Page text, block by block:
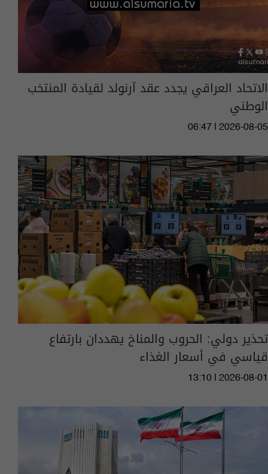
الاتحاد العراقي يجدد عقد آرنولد لقيادة المنتخب
الوطني
06:47 | 2026-08-05
تحذير دولي: الحروب والمناخ يهددان بارتفاع
قياسي في أسعار الغذاء
13:10 | 2026-08-01